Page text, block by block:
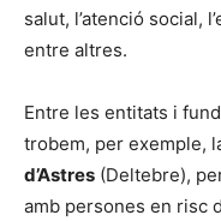
salut, l’atenció social,
entre altres.
Entre les entitats i
trobem, per exemple,
d’Astres (Deltebre),
amb persones en risc